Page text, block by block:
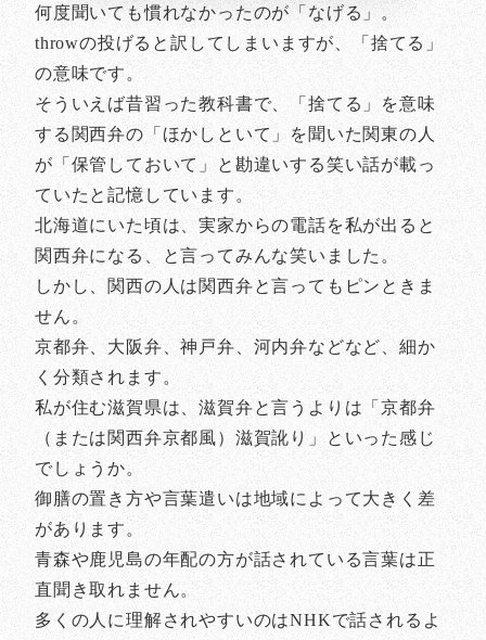
何度聞いても慣れなかったのが「なげる」。
throwの投げると訳してしまいますが、「捨てる」
の意味です。
そういえば昔習った教科書で、「捨てる」を意味
する関西弁の「ほかしといて」を聞いた関東の人
が「保管しておいて」と勘違いする笑い話が載っ
ていたと記憶しています。
北海道にいた頃は、実家からの電話を私が出ると
関西弁になる、と言ってみんな笑いました。
しかし、関西の人は関西弁と言ってもピンときま
せん。
京都弁、大阪弁、神戸弁、河内弁などなど、細か
く分類されます。
私が住む滋賀県は、滋賀弁と言うよりは「京都弁
（または関西弁京都風）滋賀訛り」といった感じ
でしょうか。
御膳の置き方や言葉遣いは地域によって大きく差
があります。
青森や鹿児島の年配の方が話されている言葉は正
直聞き取れません。
多くの人に理解されやすいのはNHKで話されるよ